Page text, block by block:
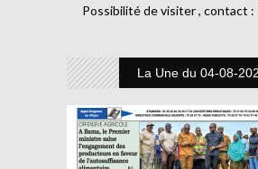
Possibilité de visiter , contact :
La Une du 04-08-